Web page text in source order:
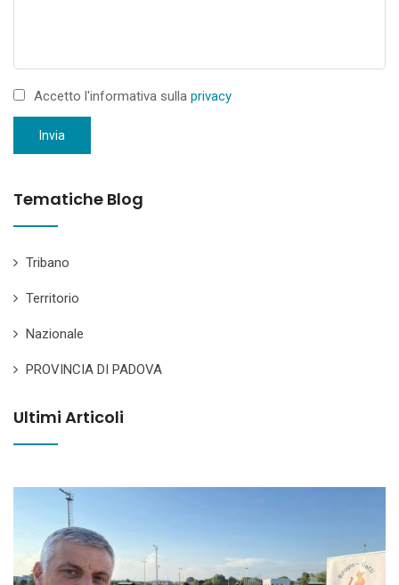
Accetto l'informativa sulla privacy
Invia
Tematiche Blog
Tribano
Territorio
Nazionale
PROVINCIA DI PADOVA
Ultimi Articoli